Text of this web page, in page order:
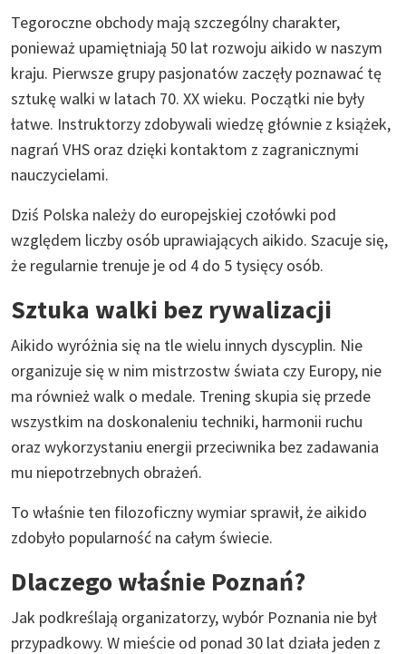
Tegoroczne obchody mają szczególny charakter,
ponieważ upamiętniają 50 lat rozwoju aikido w naszym
kraju. Pierwsze grupy pasjonatów zaczęły poznawać tę
sztukę walki w latach 70. XX wieku. Początki nie były
łatwe. Instruktorzy zdobywali wiedzę głównie z książek,
nagrań VHS oraz dzięki kontaktom z zagranicznymi
nauczycielami.
Dziś Polska należy do europejskiej czołówki pod
względem liczby osób uprawiających aikido. Szacuje się,
że regularnie trenuje je od 4 do 5 tysięcy osób.
Sztuka walki bez rywalizacji
Aikido wyróżnia się na tle wielu innych dyscyplin. Nie
organizuje się w nim mistrzostw świata czy Europy, nie
ma również walk o medale. Trening skupia się przede
wszystkim na doskonaleniu techniki, harmonii ruchu
oraz wykorzystaniu energii przeciwnika bez zadawania
mu niepotrzebnych obrażeń.
To właśnie ten filozoficzny wymiar sprawił, że aikido
zdobyło popularność na całym świecie.
Dlaczego właśnie Poznań?
Jak podkreślają organizatorzy, wybór Poznania nie był
przypadkowy. W mieście od ponad 30 lat działa jeden z